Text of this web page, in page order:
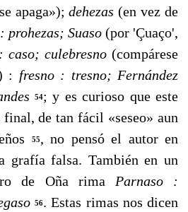
apaga»);dehezas(en vez de
: prohezas; Suaso (por 'Çuaço',
: caso; culebresno (compárese
: fresno : tresno; Fernández
54; y es curioso que este
final, de tan fácil «seseo» aun
55, no pensó el autor en
grafía falsa. También en un
de Oña rima Parnaso :
56. Estas rimas nos dicen